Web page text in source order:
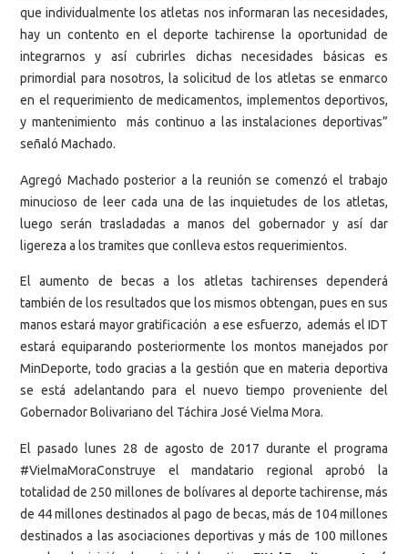
que individualmente los atletas nos informaran las necesidades,
hay un contento en el deporte tachirense la oportunidad de
integrarnos y así cubrirles dichas necesidades básicas es
primordial para nosotros, la solicitud de los atletas se enmarco
en el requerimiento de medicamentos, implementos deportivos,
y mantenimiento más continuo a las instalaciones deportivas”
señaló Machado.
Agregó Machado posterior a la reunión se comenzó el trabajo
minucioso de leer cada una de las inquietudes de los atletas,
luego serán trasladadas a manos del gobernador y así dar
ligereza a los tramites que conlleva estos requerimientos.
El aumento de becas a los atletas tachirenses dependerá
también de los resultados que los mismos obtengan, pues en sus
manos estará mayor gratificación a ese esfuerzo, además el IDT
estará equiparando posteriormente los montos manejados por
MinDeporte, todo gracias a la gestión que en materia deportiva
se está adelantando para el nuevo tiempo proveniente del
Gobernador Bolivariano del Táchira José Vielma Mora.
El pasado lunes 28 de agosto de 2017 durante el programa
#VielmaMoraConstruye el mandatario regional aprobó la
totalidad de 250 millones de bolívares al deporte tachirense, más
de 44 millones destinados al pago de becas, más de 104 millones
destinados a las asociaciones deportivas y más de 100 millones